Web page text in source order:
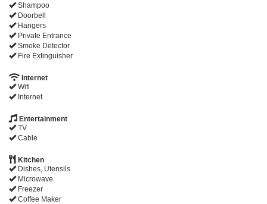
Shampoo
Doorbell
Hangers
Private Entrance
Smoke Detector
Fire Extinguisher
Internet
Wifi
Internet
Entertainment
TV
Cable
Kitchen
Dishes, Utensils
Microwave
Freezer
Coffee Maker